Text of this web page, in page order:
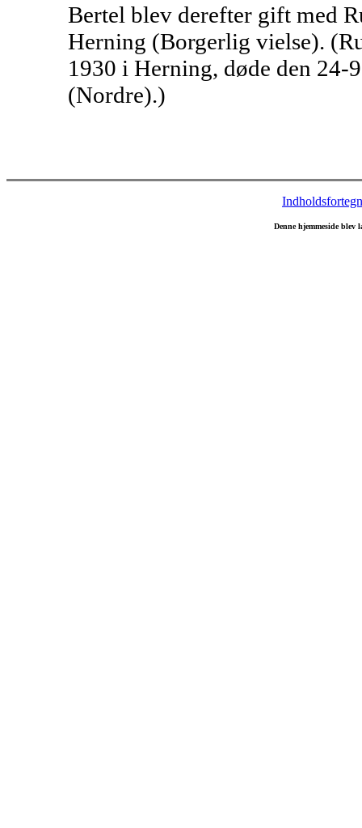
Bertel blev derefter gift med
Herning (Borgerlig vielse).
1930 i Herning, døde den
(Nordre).)
Denne hjemmeside blev